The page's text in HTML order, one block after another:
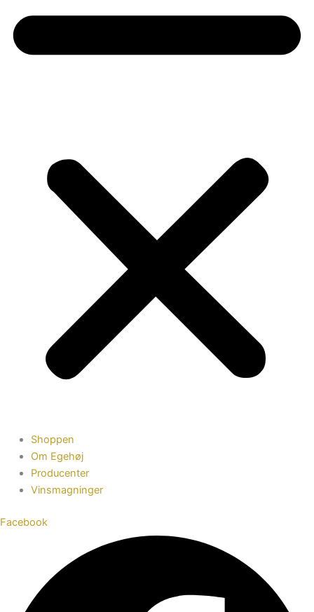
Shoppen
Om Egehøj
Producenter
Vinsmagninger
Facebook